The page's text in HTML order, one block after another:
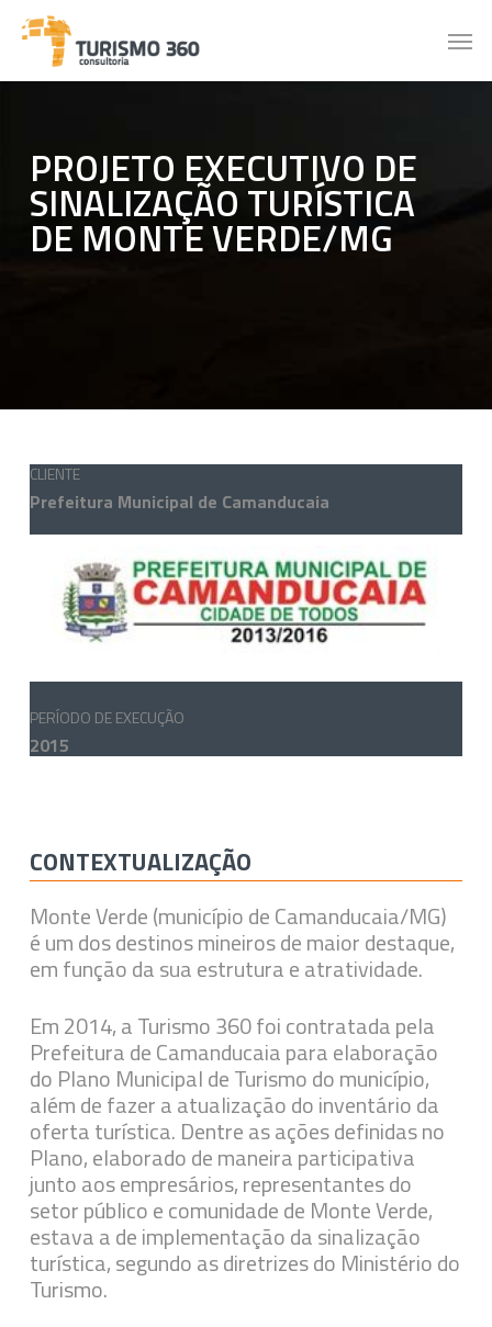
Skip
content
PROJETO EXECUTIVO DE
SINALIZAÇÃO TURÍSTICA
DE MONTE VERDE/MG
CLIENTE
Prefeitura Municipal de Camanducaia
PERÍODO DE EXECUÇÃO
2015
CONTEXTUALIZAÇÃO
Monte Verde (município de Camanducaia/MG)
é um dos destinos mineiros de maior destaque,
em função da sua estrutura e atratividade.
Em 2014, a Turismo 360 foi contratada pela
Prefeitura de Camanducaia para elaboração
do Plano Municipal de Turismo do município,
além de fazer a atualização do inventário da
oferta turística. Dentre as ações definidas no
Plano, elaborado de maneira participativa
junto aos empresários, representantes do
setor público e comunidade de Monte Verde,
estava a de implementação da sinalização
turística, segundo as diretrizes do Ministério do
Turismo.